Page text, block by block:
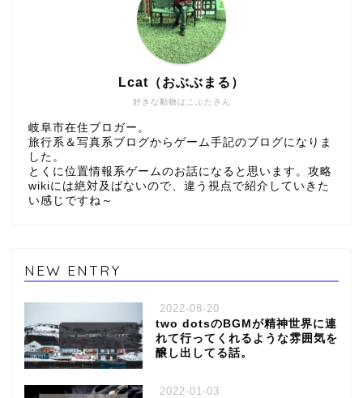
好きな動物はこぶたさん
Lcat（おぶぶまる）
岐阜市在住ブロガー。
旅行系＆写真系ブログからゲーム手記のブログになりま
した。
とくに位置情報系ゲームのお話になると思います。攻略
wikiには絶対及ばないので、違う視点で紹介していきた
い感じですね～
NEW ENTRY
2022-08-20
two dotsのBGMが精神世界に連
れて行ってくれるような雰囲気を
醸し出してる話。
2022-01-03